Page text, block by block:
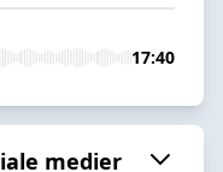
17:40
medier